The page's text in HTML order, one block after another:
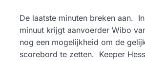
De laatste minuten breken aan.
minuut krijgt aanvoerder Wibo
nog een mogelijkheid om de
scorebord te zetten. Keeper